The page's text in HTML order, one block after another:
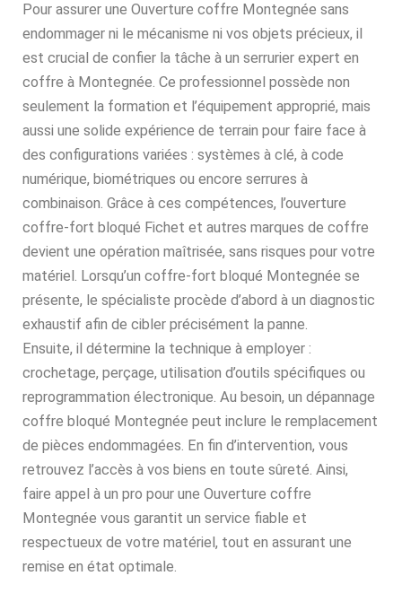
Pour assurer une Ouverture coffre Montegnée sans
endommager ni le mécanisme ni vos objets précieux, il
est crucial de confier la tâche à un serrurier expert en
coffre à Montegnée. Ce professionnel possède non
seulement la formation et l’équipement approprié, mais
aussi une solide expérience de terrain pour faire face à
des configurations variées : systèmes à clé, à code
numérique, biométriques ou encore serrures à
combinaison. Grâce à ces compétences, l’ouverture
coffre-fort bloqué Fichet et autres marques de coffre
devient une opération maîtrisée, sans risques pour votre
matériel. Lorsqu’un coffre-fort bloqué Montegnée se
présente, le spécialiste procède d’abord à un diagnostic
exhaustif afin de cibler précisément la panne.
Ensuite, il détermine la technique à employer :
crochetage, perçage, utilisation d’outils spécifiques ou
reprogrammation électronique. Au besoin, un dépannage
coffre bloqué Montegnée peut inclure le remplacement
de pièces endommagées. En fin d’intervention, vous
retrouvez l’accès à vos biens en toute sûreté. Ainsi,
faire appel à un pro pour une Ouverture coffre
Montegnée vous garantit un service fiable et
respectueux de votre matériel, tout en assurant une
remise en état optimale.